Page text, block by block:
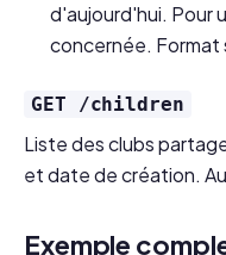
d'aujourd'hui. Pour
concernée. Format
GET /children
Liste des clubs
et date de création.
Exemple